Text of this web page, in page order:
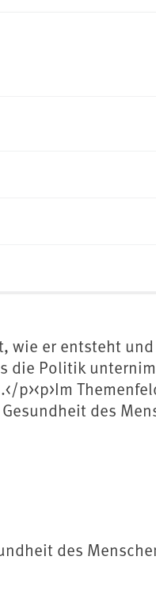
wie er entsteht
die Politik
des
des